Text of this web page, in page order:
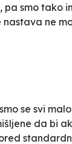
smo tako
ne
se svi
da bi